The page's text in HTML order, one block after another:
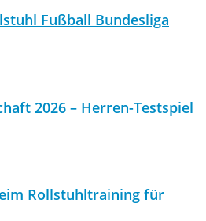
Fußball Bundesliga
2026 – Herren-Testspiel
Rollstuhltraining für